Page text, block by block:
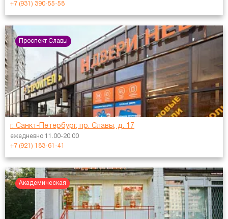
+7 (931) 390-55-58
Проспект Славы
г. Санкт-Петербург, пр. Славы, д. 17
ежедневно 11.00-20.00
+7 (921) 183-61-41
Академическая